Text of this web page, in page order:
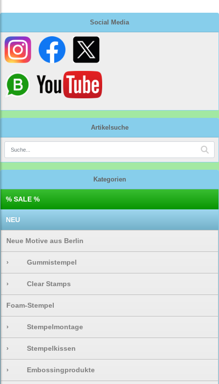
Social Media
Artikelsuche
Kategorien
% SALE %
NEU
Neue Motive aus Berlin
› Gummistempel
› Clear Stamps
Foam-Stempel
› Stempelmontage
› Stempelkissen
› Embossingprodukte